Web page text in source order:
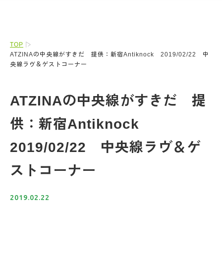
TOP
ATZINAの中央線がすきだ 提供：新宿Antiknock 2019/02/22 中
央線ラヴ＆ゲストコーナー
ATZINAの中央線がすきだ 提
供：新宿Antiknock
2019/02/22 中央線ラヴ＆ゲ
ストコーナー
2019.02.22